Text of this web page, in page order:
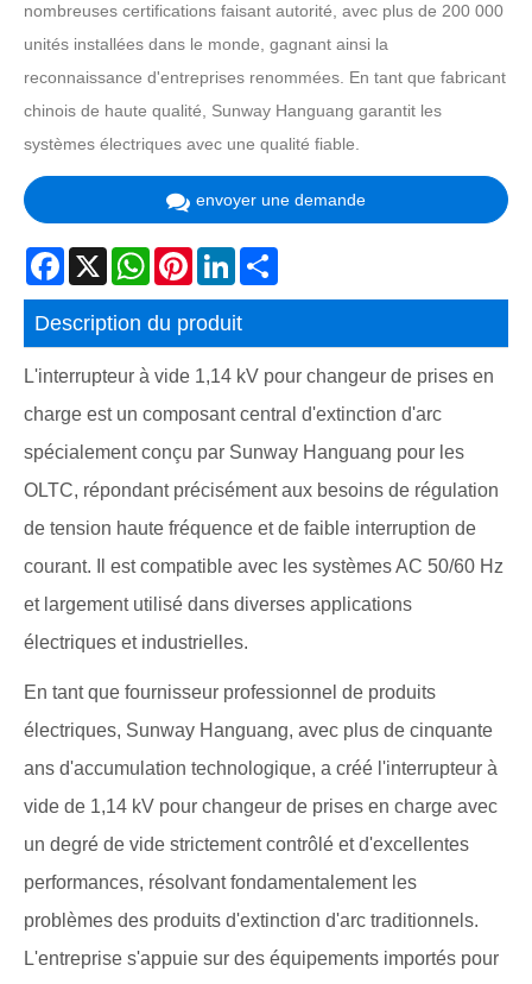
nombreuses certifications faisant autorité, avec plus de 200 000
unités installées dans le monde, gagnant ainsi la
reconnaissance d'entreprises renommées. En tant que fabricant
chinois de haute qualité, Sunway Hanguang garantit les
systèmes électriques avec une qualité fiable.
envoyer une demande
Facebook
X WhatsAppPinterestLinkedIn
Description du produit
L'interrupteur à vide 1,14 kV pour changeur de prises en
charge est un composant central d'extinction d'arc
spécialement conçu par Sunway Hanguang pour les
OLTC, répondant précisément aux besoins de régulation
de tension haute fréquence et de faible interruption de
courant. Il est compatible avec les systèmes AC 50/60 Hz
et largement utilisé dans diverses applications
électriques et industrielles.
En tant que fournisseur professionnel de produits
électriques, Sunway Hanguang, avec plus de cinquante
ans d'accumulation technologique, a créé l'interrupteur à
vide de 1,14 kV pour changeur de prises en charge avec
un degré de vide strictement contrôlé et d'excellentes
performances, résolvant fondamentalement les
problèmes des produits d'extinction d'arc traditionnels.
L'entreprise s'appuie sur des équipements importés pour